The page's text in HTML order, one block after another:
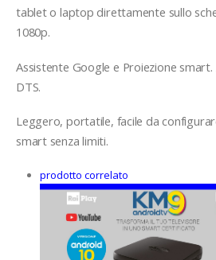
tablet o laptop direttamente sullo
1080p.
Assistente Google e Proiezione
DTS.
Leggero, portatile, facile da
smart senza limiti.
prodotto correlato